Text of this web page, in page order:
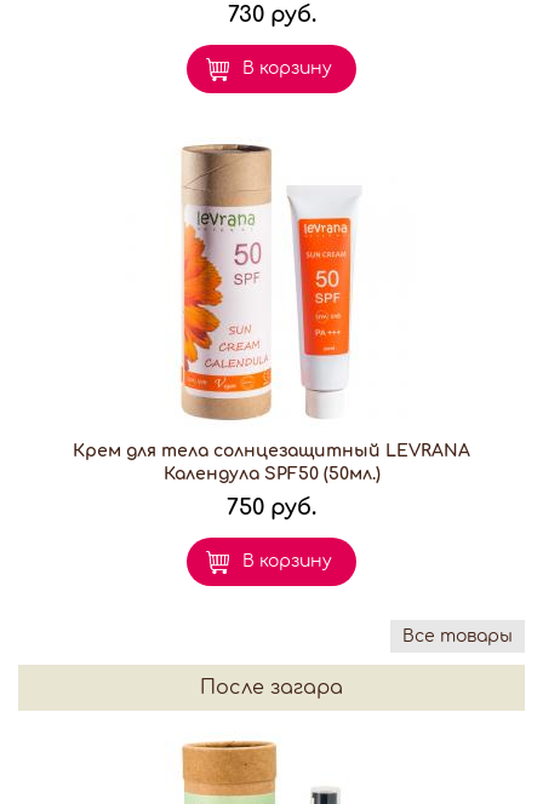
730 руб.
В корзину
Крем для тела солнцезащитный LEVRANA
Календула SPF50 (50мл.)
750 руб.
В корзину
Все товары
После загара